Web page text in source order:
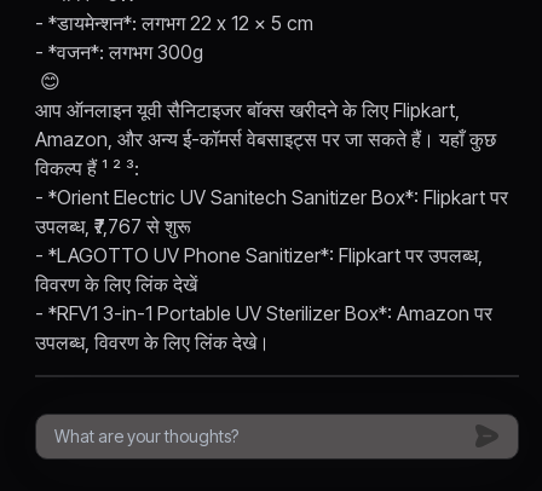
- *डायमेन्शन*: लगभग 22 x 12 x 5 cm
- *वजन*: लगभग 300g
😊
आप ऑनलाइन यूवी सैनिटाइजर बॉक्स खरीदने के लिए Flipkart,
Amazon, और अन्य ई-कॉमर्स वेबसाइट्स पर जा सकते हैं। यहाँ कुछ
विकल्प हैं ¹ ² ³:
- *Orient Electric UV Sanitech Sanitizer Box*: Flipkart पर
उपलब्ध, ₹7,767 से शुरू
- *LAGOTTO UV Phone Sanitizer*: Flipkart पर उपलब्ध,
विवरण के लिए लिंक देखें
- *RFV1 3-in-1 Portable UV Sterilizer Box*: Amazon पर
उपलब्ध, विवरण के लिए लिंक देखे।